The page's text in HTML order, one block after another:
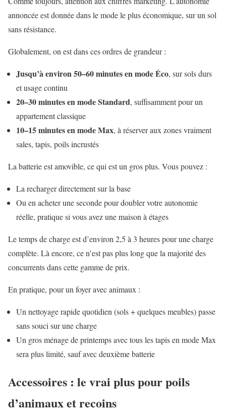
annoncée est donnée dans le mode le plus économique, sur un sol
sans résistance.
Globalement, on est dans ces ordres de grandeur :
Jusqu’à environ 50–60 minutes en mode Éco, sur sols durs
et usage continu
20–30 minutes en mode Standard, suffisamment pour un
appartement classique
10–15 minutes en mode Max, à réserver aux zones vraiment
sales, tapis, poils incrustés
La batterie est amovible, ce qui est un gros plus. Vous pouvez :
La recharger directement sur la base
Ou en acheter une seconde pour doubler votre autonomie
réelle, pratique si vous avez une maison à étages
Le temps de charge est d’environ 2,5 à 3 heures pour une charge
complète. Là encore, ce n’est pas plus long que la majorité des
concurrents dans cette gamme de prix.
En pratique, pour un foyer avec animaux :
Un nettoyage rapide quotidien (sols + quelques meubles) passe
sans souci sur une charge
Un gros ménage de printemps avec tous les tapis en mode Max
sera plus limité, sauf avec deuxième batterie
Accessoires : le vrai plus pour poils
d’animaux et recoins